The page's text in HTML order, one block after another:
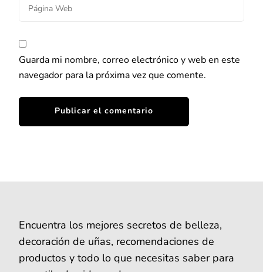
Guarda mi nombre, correo electrónico y web en este
navegador para la próxima vez que comente.
Encuentra los mejores secretos de belleza,
decoración de uñas, recomendaciones de
productos y todo lo que necesitas saber para